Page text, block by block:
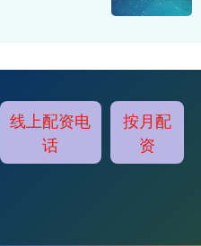
线上配资电
话
按月配
资